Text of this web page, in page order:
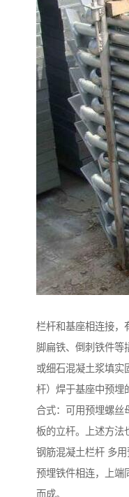
栏杆和基座相连接
脚扁铁、倒刺铁件等
或细石混凝土浆填
杆）焊于基座中预
合式：可用预埋螺丝
板的立杆。上述方法
钢筋混凝土栏杆 多
预埋铁件相连，上端
而成。